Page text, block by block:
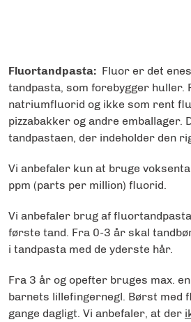
Fluortandpasta: Fluor er det
tandpasta, som forebygger huller.
natriumfluorid og ikke som rent
pizzabakker og andre emballager.
tandpastaen, der indeholder den
Vi anbefaler kun at bruge
ppm (parts per million) fluorid.
Vi anbefaler brug af
første tand. Fra 0-3 år skal
i tandpasta med de yderste hår.
Fra 3 år og opefter bruges max.
barnets lillefingernegl. Børst med
gange dagligt. Vi anbefaler, at der